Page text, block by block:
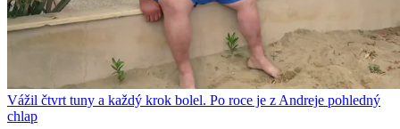
Vážil čtvrt tuny a každý krok bolel. Po roce je z Andreje pohledný
chlap